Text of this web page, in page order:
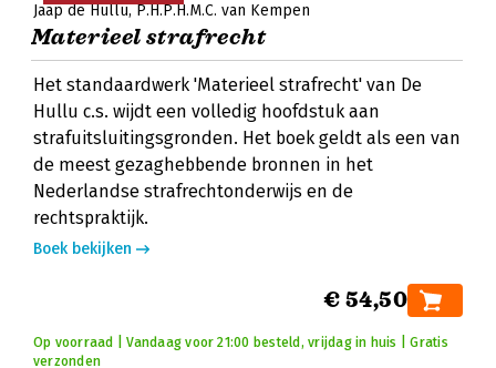
Jaap de Hullu P.H.P.H.M.C. van Kempen
Materieel strafrecht
Het standaardwerk 'Materieel strafrecht' van De
Hullu c.s. wijdt een volledig hoofdstuk aan
strafuitsluitingsgronden. Het boek geldt als een van
de meest gezaghebbende bronnen in het
Nederlandse strafrechtonderwijs en de
rechtspraktijk.
Boek bekijken
€ 54,50
Op voorraad | Vandaag voor 21:00 besteld, vrijdag in huis | Gratis
verzonden